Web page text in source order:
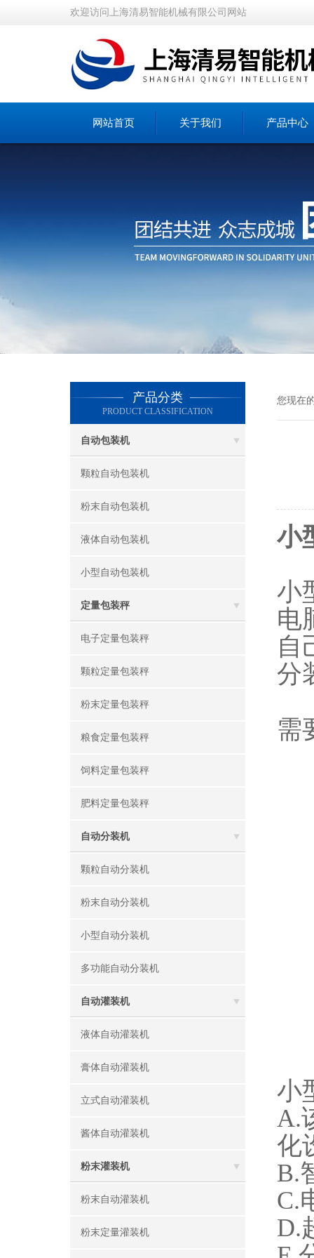
欢迎访问上海清易智能机械有限公司网站
网站首页 关于我们 产品中心
产品分类
PRODUCT CLASSIFICATION
自动包装机
颗粒自动包装机
粉末自动包装机
液体自动包装机
小型自动包装机
定量包装秤
电子定量包装秤
颗粒定量包装秤
粉末定量包装秤
粮食定量包装秤
饲料定量包装秤
肥料定量包装秤
自动分装机
颗粒自动分装机
粉末自动分装机
小型自动分装机
多功能自动分装机
自动灌装机
液体自动灌装机
膏体自动灌装机
立式自动灌装机
酱体自动灌装机
粉末灌装机
粉末自动灌装机
粉末定量灌装机
您现在
小
小
电
自
分
需
小
A.
化
B.
C.
D.